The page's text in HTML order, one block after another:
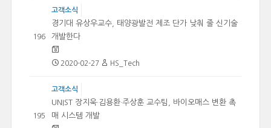
196
고객소식
경기대 유상우교수, 태양광발전 제조 단가 낮춰 줄 신기술
개발한다
2020-02-27 HS_Tech
195
고객소식
UNIST 장지욱·김용환·주상훈 교수팀, 바이오매스 변환 촉
매 시스템 개발